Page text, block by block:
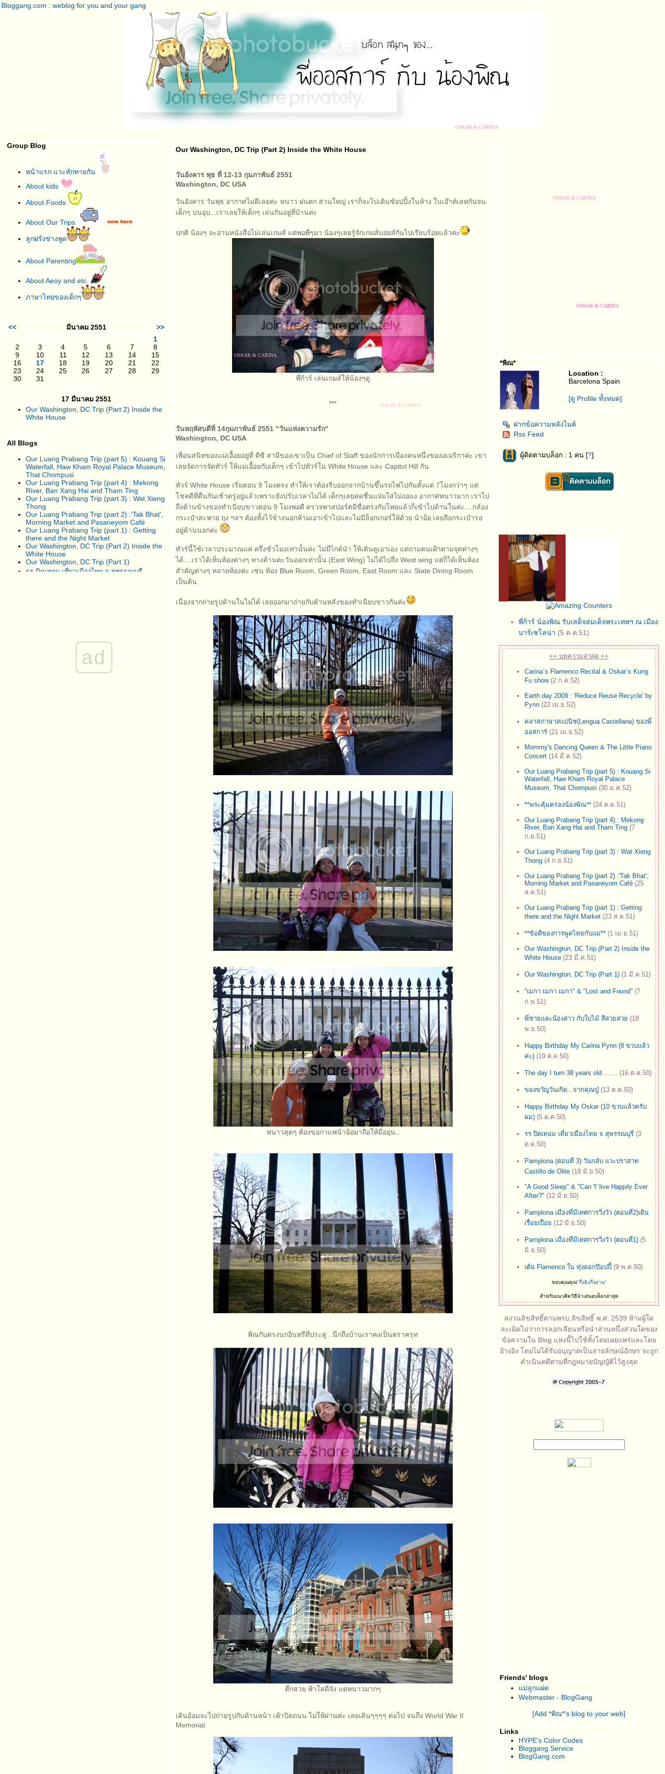
Bloggang.com : weblog for you and your gang
Group Blog
หน้าแรก แวะทักทายกัน
About kids
About Foods
About Our Trips
ลูกฝรั่งช่างพูด
About Parenting
About Aeoy and etc.
ภาษาไทยของเด็กๆ
<< มีนาคม 2551
>>
1
2
3 4 5 6 7
8
9
10 11 12 13 14
15
16
17 18 19 20 21
22
23
24 25 26 27 28
29
30
31
17 มีนาคม 2551
Our Washington, DC Trip (Part 2) Inside the
White House
All Blogs
Our Luang Prabang Trip (part 5) : Kouang Si
Waterfall, Haw Kham Royal Palace Museum,
That Chompusi
Our Luang Prabang Trip (part 4) : Mekong
River, Ban Xang Hai and Tham Ting
Our Luang Prabang Trip (part 3) : Wat Xieng
Thong
Our Luang Prabang Trip (part 2) :'Tak Bhat',
Morning Market and Pasaneyom Café
Our Luang Prabang Trip (part 1) : Getting
there and the Night Market
Our Washington, DC Trip (Part 2) Inside the
White House
Our Washington, DC Trip (Part 1)
รร ปิดเทอม เที่ยวเมืองไทย จ สุพรรณบุรี
Easter Break : ไป Sweden ตอน 2 The Boy
Easter Break : ไป Sweden ตอน 1
ad
Our Washington, DC Trip (Part 2) Inside the White House
วันอังคาร พุธ ที่ 12-13 กุมภาพันธ์ 2551
Washington, DC USA
วันอังคาร วันพุธ อากาศไม่ดีเลยค่ะ หนาว ฝนตก ส่วนใหญ่ เราก็จะไปเดินช้อปปิ้งในห้าง ในเอ๊าท์เลทกันจน
เด็กๆ บ่นอุบ...เราเลยให้เด็กๆ เล่นกันอยู่ที่บ้านค่ะ
ปกติ น้องๆ จะอ่านหนังสือไม่เล่นเกมส์ แต่พอพี่ๆมา น้องๆเลยรู้จักเกมส์บอยส์กันไปเรียบร้อยแล้วค่ะ
พี่ก้าร์ เล่นเกมส์ให้น้องๆดู
***
วันพฤหัสบดีที่ 14กุมภาพันธ์ 2551 "วันแห่งความรัก"
Washington, DC USA
เพื่อนสนิทของแม่เอื้อยอยู่ที่ ดีซี สามีของเขาเป็น Chief of Staff ของนักการเมืองคนหนึ่งของอเมริกาค่ะ เขา
เลยจัดการจัดทัวร์ ให้แม่เอื้อยกับเด็กๆ เข้าไปทัวร์ใน White House และ Capitol Hill กัน
ทัวร์ White House เริ่มตอน 9 โมงตรง ทำให้เราต้องรีบออกจากบ้านขึ้นรถไฟไปกันตั้งแต่ 7โมงกว่าๆ แต่
ชคดีที่ตื่นกันเช้าตรู่อยู่แล้วเพราะยังปรับเวลาไม่ได้ เด็กๆเลยสดชื่นแจ่มใสไม่งอแง อากาศหนาวมาก เราไป
ถึงด้านข้างของทำเนียบขาวตอน 9 โมงพอดี ตรวจพาสปอร์ตมีชื่อตรงกับโพยแล้วก็เข้าไปด้านในค่ะ....กล้อง
กระเป๋าสะพาย ถุง ฯลฯ ต้องทิ้งไว้ข้างนอกห้ามเอาเข้าไปและไม่มีล็อกเกอร์ให้ด้วย น้าอ้อ เลยถือกระเป๋ารอ
อยู่ด้านนอกค่ะ
ทัวร์นี้ใช้เวลาประมาณแค่ ครึ่งชั่วโมงเท่านั้นค่ะ ไม่มีไกด์นำ ให้เดินดูเอาเอง แต่ถามคนเฝ้าตามจุดต่างๆ
ได้....เราได้เห็นห้องต่างๆ ทางด้านตะวันออกเท่านั้น (East Wing) ไม่ได้ไปถึง West wing แต่ก็ได้เห็นห้อง
สำคัญต่างๆ หลายห้องค่ะ เช่น ห้อง Blue Room, Green Room, East Room และ State Dining Room
เป็นต้น
เนื่องจากถ่ายรูปด้านในไม่ได้ เลยออกมาถ่ายกับด้านหลังของทำเนียบขาวกันค่ะ
หนาวสุดๆ ต้องขอกาแฟน้าอ้อมาถือให้มืออุ่น..
พิณกับตรงนกอินทรีที่ประตู ..นึกถึงบ้านเราคงเป็นตราครุท
ตึกสวย ฟ้าใสดีจัง แต่หนาวมากๆ
เดินอ้อมจะไปถ่ายรูปกับด้านหน้า เค้าปิดถนน ไม่ให้ผ่านค่ะ เลยเดินๆๆๆๆ ต่อไป จนถึง World War II
Memorial
*พิณ*
Location :
Barcelona Spain
[ดู Profile ทั้งหมด]
ฝากข้อความหลังไมค์
Rss Feed
ผู้ติดตามบล็อก : 1 คน [?]
OSKAR & CARINA
OSKAR & CARINA
พี่ก้าร์ น้องพิณ รับเสด็จสมเด็จพระเทพฯ ณ เมือง
บาร์เซโลน่า (5 ต.ค.51)
++ บทความล่าสุด ++
Carina´s Flamenco Recital & Oskar´s Kung
Fu show(2 ก.ค.52)
Earth day 2009 : 'Reduce Reuse Recycle' by
Pynn (22 เม.ย.52)
คลาสภาษาสแปนิช(Lengua Castellana) ของพี่
ออสการ์ (21 เม.ย.52)
Mommy's Dancing Queen & The Little Piano
Concert (14 มี.ค.52)
Our Luang Prabang Trip (part 5) : Kouang Si
Waterfall, Haw Kham Royal Palace
Museum, That Chompusi (30 ม.ค.52)
**พระคุ้มครองน้องพิณ** (24 ต.ค.51)
Our Luang Prabang Trip (part 4) : Mekong
River, Ban Xang Hai and Tham Ting (7
ก.ย.51)
Our Luang Prabang Trip (part 3) : Wat Xieng
Thong (4 ก.ย.51)
Our Luang Prabang Trip (part 2) :'Tak Bhat',
Morning Market and Pasaneyom Café (25
ส.ค.51)
Our Luang Prabang Trip (part 1) : Getting
there and the Night Market (23 ส.ค.51)
**ข้อดีของการพูดไทยกับแม่** (1 เม.ย.51)
Our Washington, DC Trip (Part 2) Inside the
White House (23 มี.ค.51)
Our Washington, DC Trip (Part 1) (1 มี.ค.51)
"เมกา เมกา เมกา" & "Lost and Found" (7
ก.พ.51)
พี่ชายและน้องสาว กับใบไม้ สีสวยสว (18
พ.ย.50)
Happy Birthday My Carina Pynn (8 ขวบแล้ว
ค่ะ) (19 ต.ค.50)
The day I turn 38 years old........ (16 ต.ค.50)
ของขวัญวันเกิด...จากคุณปู่ (13 ต.ค.50)
Happy Birthday My Oskar (10 ขวบแล้วครับ
ผม) (5 ต.ค.50)
รร ปิดเทอม เที่ยวเมืองไทย จ สุพรรณบุรี (3
ต.ค.50)
Pamplona (ตอนที่ 3) วันกลับ แวะปราสาท
Castillo de Olite (18 มิ.ย.50)
"A Good Sleep" & "Can 'I' live Happily Ever
After?" (12 มิ.ย.50)
Pamplona เมืองที่มีเทศการวิ่งวัว (ตอนที่2)เดิน
เรื่อยเปื่อ (12 มิ.ย.50)
Pamplona เมืองที่มีเทศการวิ่งวัว (ตอนที่1) (5
มิ.ย.50)
เต้น Flamenco ใน ทุ่งดอกป๊อปปี้ (9 พ.ค.50)
ขอบคุณคุณ"กึ่งยิงกึ่งผ่าน"
สำหรับแนวคิดวิธีนำเสนอบล็อกล่าสุด
สงวนลิขสิทธิ์ตามพรบ.ลิขสิทธิ์ พ.ศ. 2539 ห้ามผู้ใด
ละเมิดไม่ว่าการลอกเลียนหรือนำส่วนหนึ่งส่วนใดของ
ข้อความใน Blog แห่งนี้ไปใช้ทั้งโดยเผยแพร่และโด
อ้างอิง โดยไม่ได้รับอนุญาตเป็นลายลักษณ์อักษร จะถูก
ดำเนินคดีตามที่กฎหมายบัญญัติไว้สูงสุด
Friends' blogs
ม่ลูกแฝด
Webmaster - BlogGang
[Add *พิณ*'s blog to your web]
Links
HYPE's Color Codes
Bloggang Service
BlogGang.com